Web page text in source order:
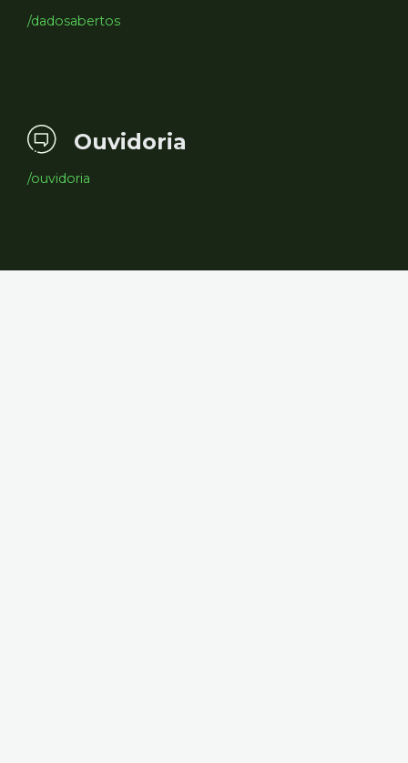
/dadosabertos
Ouvidoria
/ouvidoria